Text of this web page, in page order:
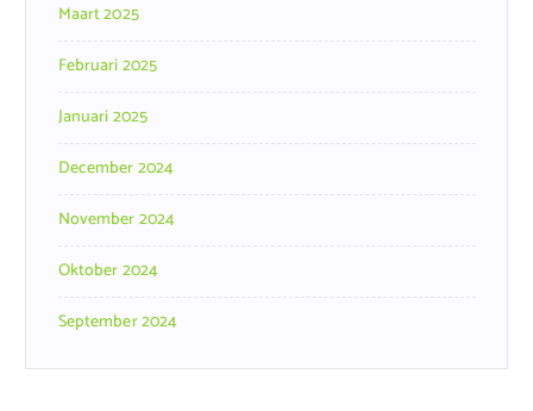
Maart 2025
Februari 2025
Januari 2025
December 2024
November 2024
Oktober 2024
September 2024